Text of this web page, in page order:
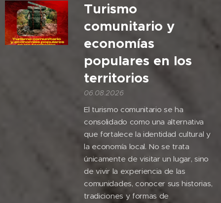
Turismo
comunitario y
economías
populares en los
territorios
06.08.2026
El turismo comunitario se ha
consolidado como una alternativa
que fortalece la identidad cultural y
la economía local. No se trata
únicamente de visitar un lugar, sino
de vivir la experiencia de las
comunidades, conocer sus historias,
tradiciones y formas de